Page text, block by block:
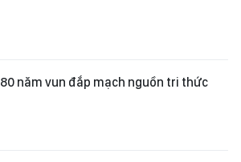
80 năm vun đắp mạch nguồn tri thức